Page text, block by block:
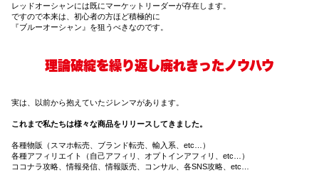
レッドオーシャンには既にマーケットリーダーが存在します。
ですので本来は、初心者の方ほど積極的に
『ブルーオーシャン』を狙うべきなのです。
理論破綻を繰り返し廃れきったノウハウ
実は、以前から抱えていたジレンマがあります。
これまで私たちは様々な商品をリリースしてきました。
各種物販（スマホ転売、ブランド転売、輸入系、etc…）
各種アフィリエイト（自己アフィリ、オプトインアフィリ、etc…）
ココナラ攻略、情報発信、情報販売、コンサル、各SNS攻略、etc…